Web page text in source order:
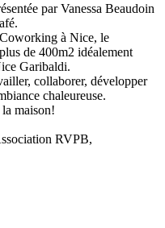
par Vanessa Beaudoin
à Nice, le
de 400m2 idéalement
Garibaldi.
collaborer, développer
chaleureuse.
maison!
RVPB,